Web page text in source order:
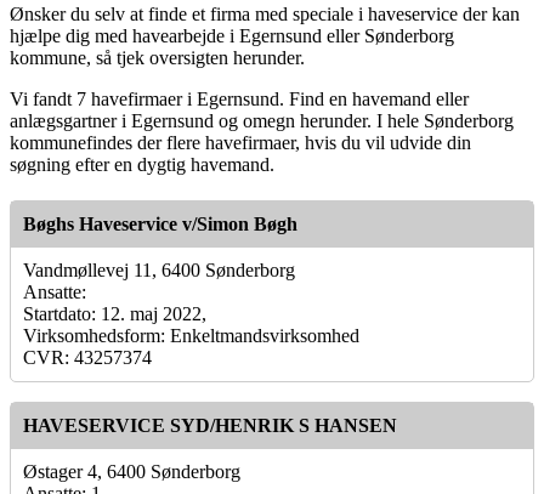
Ønsker du selv at finde et firma med speciale i haveservice der kan
hjælpe dig med havearbejde i Egernsund eller Sønderborg
kommune, så tjek oversigten herunder.
Vi fandt 7 havefirmaer i Egernsund. Find en havemand eller
anlægsgartner i Egernsund og omegn herunder. I hele Sønderborg
kommunefindes der flere havefirmaer, hvis du vil udvide din
søgning efter en dygtig havemand.
Bøghs Haveservice v/Simon Bøgh
Vandmøllevej 11, 6400 Sønderborg
Ansatte:
Startdato: 12. maj 2022,
Virksomhedsform: Enkeltmandsvirksomhed
CVR: 43257374
HAVESERVICE SYD/HENRIK S HANSEN
Østager 4, 6400 Sønderborg